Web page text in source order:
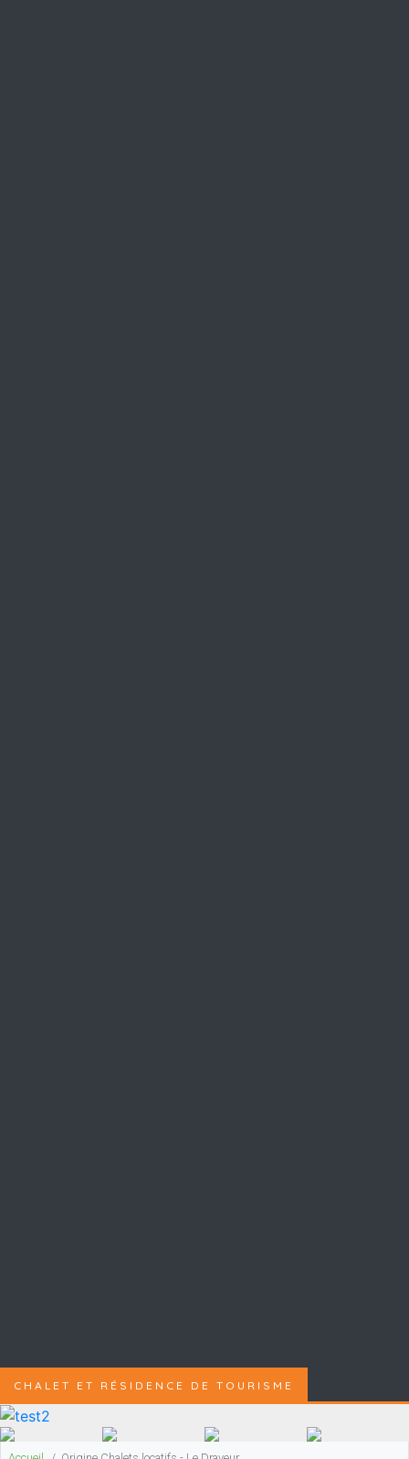
CHALET ET RÉSIDENCE DE TOURISME